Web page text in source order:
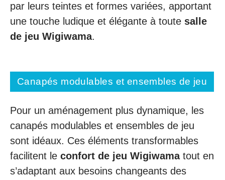
par leurs teintes et formes variées, apportant
une touche ludique et élégante à toute salle
de jeu Wigiwama.
Canapés modulables et ensembles de jeu
Pour un aménagement plus dynamique, les
canapés modulables et ensembles de jeu
sont idéaux. Ces éléments transformables
facilitent le confort de jeu Wigiwamatout en
s’adaptant aux besoins changeants des